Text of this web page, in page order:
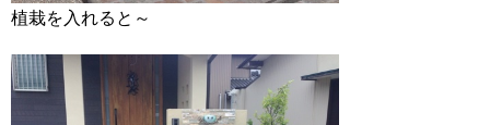
植栽を入れると～